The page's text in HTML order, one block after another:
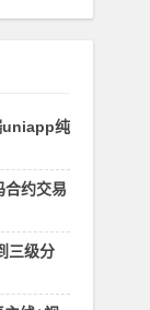
uniapp纯
约交易
三级分